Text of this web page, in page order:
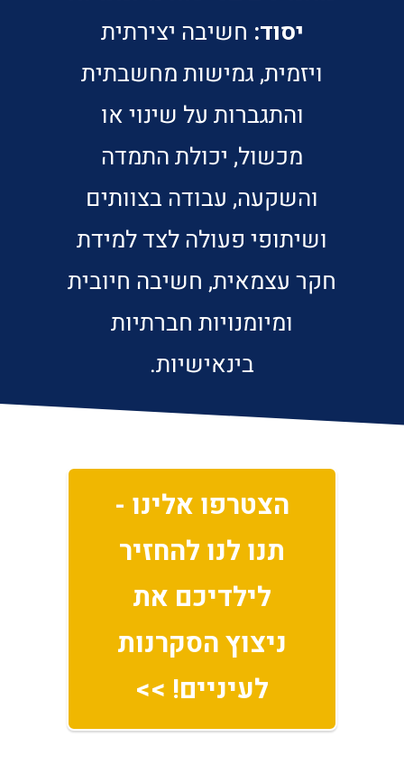
יסוד: חשיבה יצירתית
ויזמית, גמישות מחשבתית
והתגברות על שינוי או
מכשול, יכולת התמדה
והשקעה, עבודה בצוותים
ושיתופי פעולה לצד למידת
חקר עצמאית, חשיבה חיובית
ומיומנויות חברתיות
בינאישיות.
הצטרפו אלינו -
תנו לנו להחזיר
לילדיכם את
ניצוץ הסקרנות
לעיניים! >>